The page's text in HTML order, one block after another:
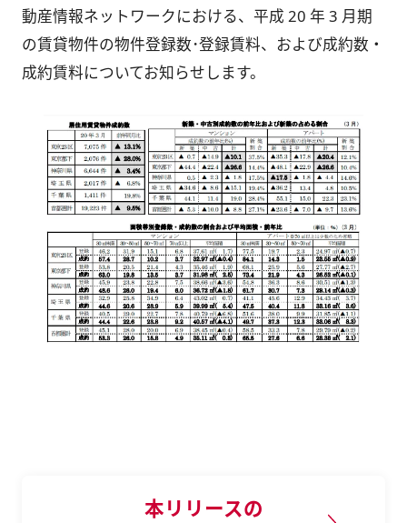
動産情報ネットワークにおける、平成 20 年 3 月期
の賃貸物件の物件登録数･登録賃料、および成約数・
成約賃料についてお知らせします。
本リリースの